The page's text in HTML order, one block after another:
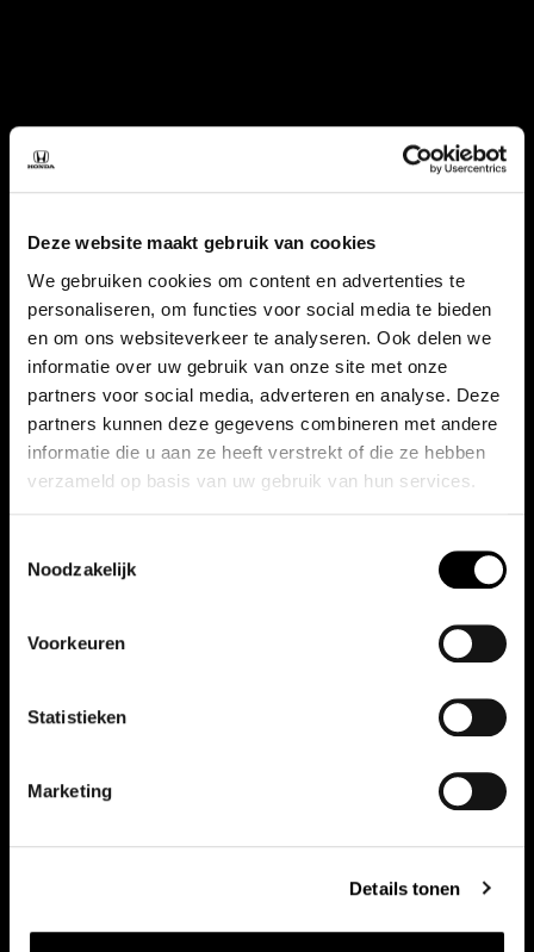
Deze website maakt gebruik van cookies
We gebruiken cookies om content en advertenties te
personaliseren, om functies voor social media te bieden
en om ons websiteverkeer te analyseren. Ook delen we
informatie over uw gebruik van onze site met onze
partners voor social media, adverteren en analyse. Deze
partners kunnen deze gegevens combineren met andere
informatie die u aan ze heeft verstrekt of die ze hebben
verzameld op basis van uw gebruik van hun services.
Noodzakelijk
Voorkeuren
Statistieken
Marketing
Details tonen
Vergelijkbare auto's